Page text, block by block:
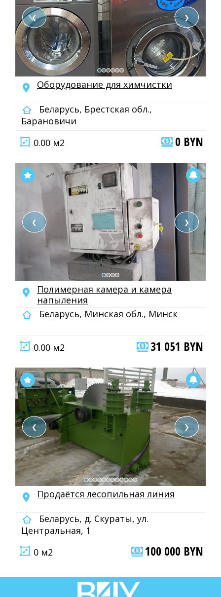
❮ ❯
Оборудование для химчистки
Беларусь, Брестская обл.,
Барановичи
0.00 м2
0 BYN
❮ ❯
Полимерная камера и камера
напыления
Беларусь, Минская обл., Минск
0.00 м2 31 051 BYN
❮ ❯
Продаётся лесопильная линия
Беларусь, д. Скураты, ул.
Центральная, 1
0 м2
100 000 BYN